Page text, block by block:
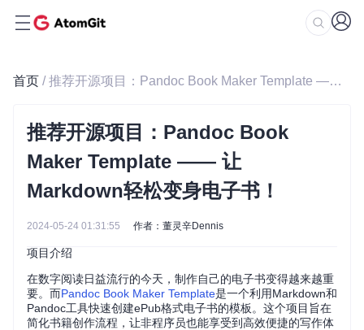
首页 / 推荐开源项目：Pandoc Book Maker Template —— 让Markdown轻松变身电子书！
推荐开源项目：Pandoc Book
Maker Template —— 让
Markdown轻松变身电子书！
2024-05-24 01:31:55 作者：董灵辛Dennis
项目介绍
在数字阅读日益流行的今天，制作自己的电子书变得越来越重
要。而Pandoc Book Maker Template是一个利用Markdown和
Pandoc工具快速创建ePub格式电子书的模板。这个项目旨在
简化书籍创作流程，让非程序员也能享受到高效便捷的写作体